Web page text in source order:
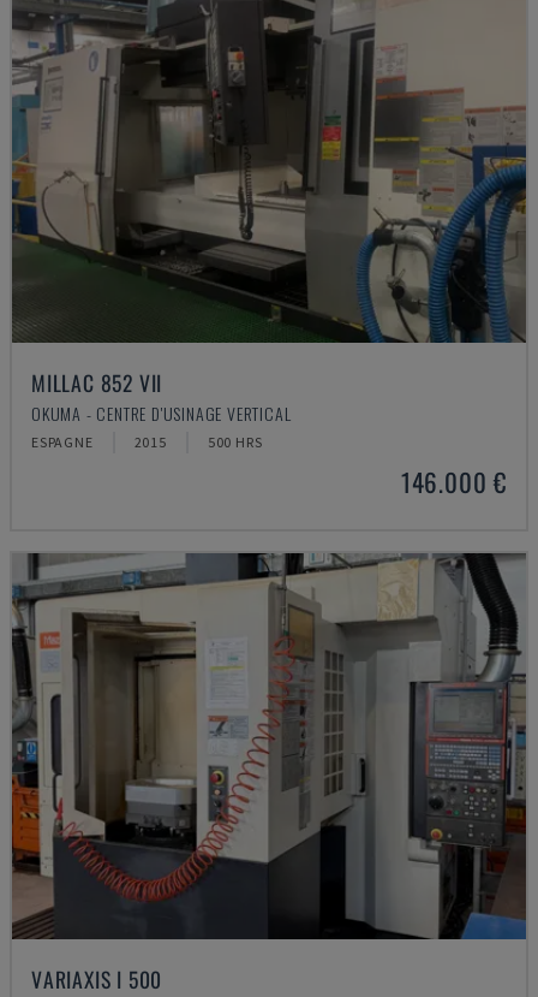
MILLAC 852 VII
OKUMA - CENTRE D'USINAGE VERTICAL
ESPAGNE 2015 500 HRS
146.000 €
VARIAXIS I 500